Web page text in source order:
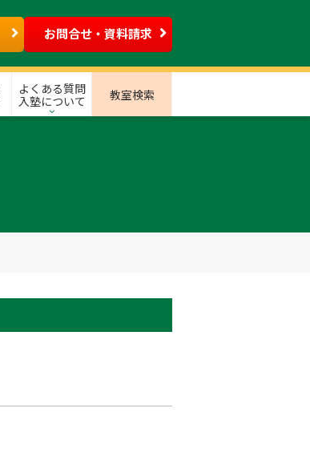
お問合せ・資料請求
よくある質問
入塾について
教室検索